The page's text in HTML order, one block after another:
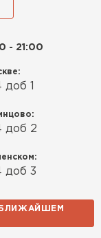
- 21:00
1
доб 2
доб 3
БЛИЖАЙШЕМ